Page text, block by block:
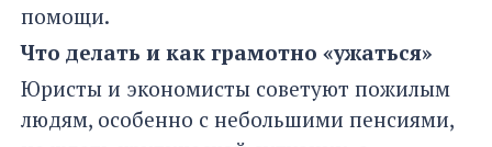
помощи.
Что делать и как грамотно «ужаться»
Юристы и экономисты советуют пожилым
людям, особенно с небольшими пенсиями,